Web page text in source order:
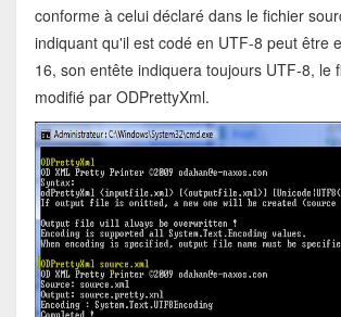
conforme à celui déclaré dans le fichier
indiquant qu'il est codé en UTF-8 peut être
16, son entête indiquera toujours UTF-8, le
modifié par ODPrettyXml.